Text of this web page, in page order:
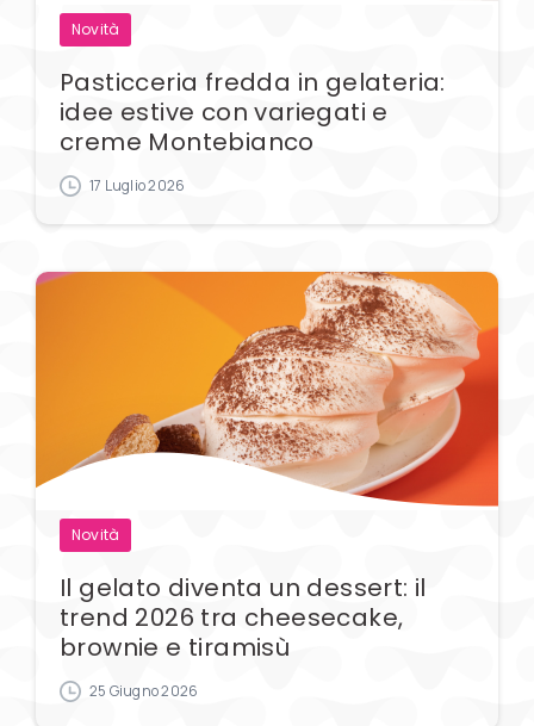
Novità
Pasticceria fredda in gelateria:
idee estive con variegati e
creme Montebianco
17 Luglio 2026
Novità
Il gelato diventa un dessert: il
trend 2026 tra cheesecake,
brownie e tiramisù
25 Giugno 2026